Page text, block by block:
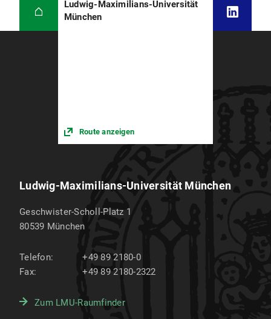
Ludwig-Maximilians-Universität
München
Route anzeigen
Ludwig-Maximilians-Universität München
Geschwister-Scholl-Platz 1
80539 München
Telefon:
+49 89 2180-0
Fax:
+49 89 2180-2322
Zum LMU-Raumfinder